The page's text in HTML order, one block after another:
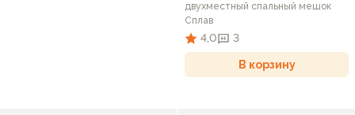
двухместный спальный мешок
Сплав
4,0 3
В корзину